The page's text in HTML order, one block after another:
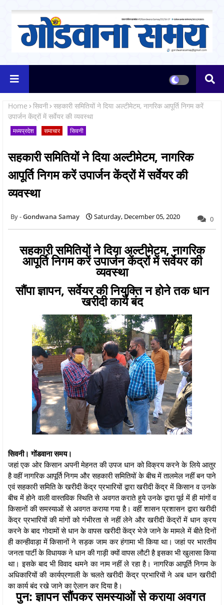
Home सिवनी सहकारी समितियों ने दिया अल्टीमेटम, नागरिक आपूर्ति निगम करें
उपार्जन केंद्रों में सर्वेयर की व्यवस्था
मध्यप्रदेश समाचार सिवनी
सहकारी समितियों ने दिया अल्टीमेटम, नागरिक
आपूर्ति निगम करें उपार्जन केंद्रों में सर्वेयर की
व्यवस्था
Gondwana Samay Saturday, December 05, 2020 0
सहकारी समितियों ने दिया अल्टीमेटम, नागरिक
आपूर्ति निगम करें उपार्जन केंद्रों में सर्वेयर की
व्यवस्था
सौंपा ज्ञापन, सर्वेयर की नियुक्ति न होने तक धान
खरीदी कार्य बंद
सिवनी। गोंडवाना समय।
जहां एक ओर किसान अपनी मेहनत की उपज धान को विक्रय करने के लिये आतुर
है वहीं नागरिक आपूर्ति निगम और सहकारी समितियों के बीच में तालमेल नहीं बन पाने
एवं सहकारी समिति के खरीदी केंद्र प्रभारियों द्वारा खरीदी केंद्र में किसान व उनके
बीच में होने वाली वास्तविक स्थिति से अवगत कराते हुये उनके द्वारा पूर्व में ही मांगों व
किसानों की समस्याओं से अवगत कराया गया है। वहीं शासन प्रशासन द्वारा खरीदी
केंद्र प्रभारियों की मांगों को गंभीरता से नहीं लेने और खरीदी केंद्रों में धान क्रय
करने के बाद गोदामों से धान के वापस खरीदी केंद्र भेजे जाने के मामले में बीते दिनों
ही कान्हीवाड़ा में किसानों ने सड़क जाम कर हंगामा भी किया था। जहां पर भारतीय
जनता पार्टी के विधायक ने धान की गाड़ी क्यों वापस लौटी है इसका भी खुलासा किया
था। इसके बाद भी विवाद थमने का नाम नहीं ले रहा है। नागरिक आपूर्ति निगम के
अधिकारियों की कार्यप्रणाली के चलते खरीदी केंद्र प्रभारियों ने अब धान खरीदी
का कार्य बंद रखे जाने का ऐलान कर दिया है।
पुन: ज्ञापन सौंपकर समस्याओं से कराया अवगत